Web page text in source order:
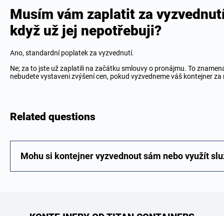
Musím vám zaplatit za
když už jej nepotřebuji?
Ano, standardní poplatek za vyzvednutí.
Ne; za to jste už zaplatili na začátku smlouvy o pronájmu. To
nebudete vystaveni zvýšení cen, pokud vyzvedneme váš kontejner
Related questions
Mohu si kontejner vyzvednout sám nebo využít